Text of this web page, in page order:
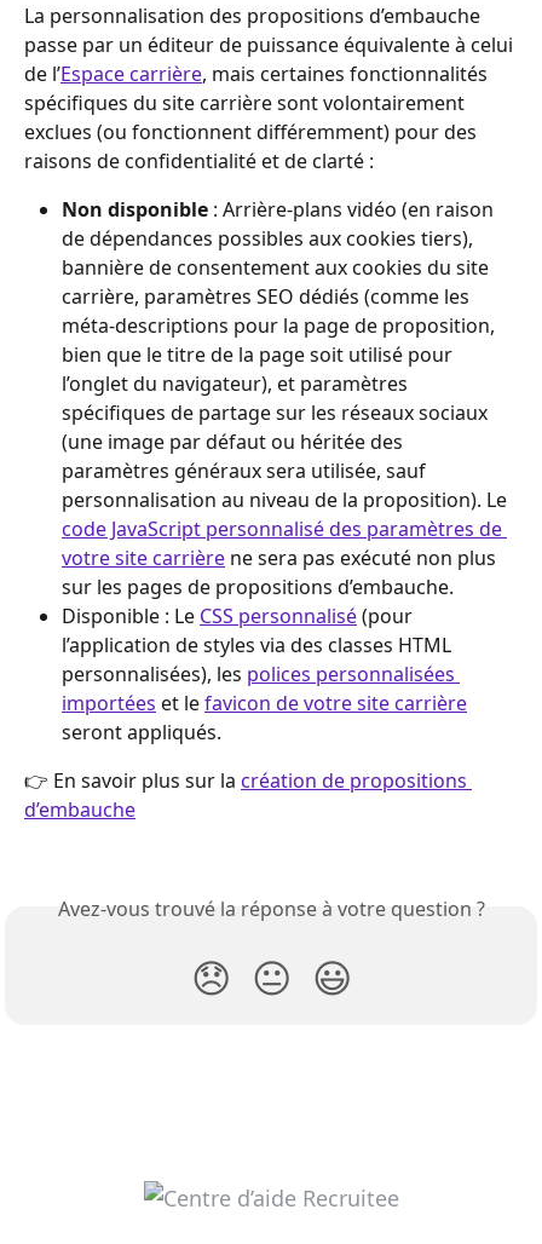
La personnalisation des propositions d’embauche
passe par un éditeur de puissance équivalente à celui
de l’Espace carrière, mais certaines fonctionnalités
spécifiques du site carrière sont volontairement
exclues (ou fonctionnent différemment) pour des
raisons de confidentialité et de clarté :
Non disponible : Arrière-plans vidéo (en raison
de dépendances possibles aux cookies tiers),
bannière de consentement aux cookies du site
carrière, paramètres SEO dédiés (comme les
méta-descriptions pour la page de proposition,
bien que le titre de la page soit utilisé pour
l’onglet du navigateur), et paramètres
spécifiques de partage sur les réseaux sociaux
(une image par défaut ou héritée des
paramètres généraux sera utilisée, sauf
personnalisation au niveau de la proposition). Le
code JavaScript personnalisé des paramètres de
votre site carrière ne sera pas exécuté non plus
sur les pages de propositions d’embauche.
Disponible : Le CSS personnalisé (pour
l’application de styles via des classes HTML
personnalisées), les polices personnalisées
importées et le favicon de votre site carrière
seront appliqués.
👉 En savoir plus sur la création de propositions
d’embauche
Avez-vous trouvé la réponse à votre question ?
😞 😐 😃